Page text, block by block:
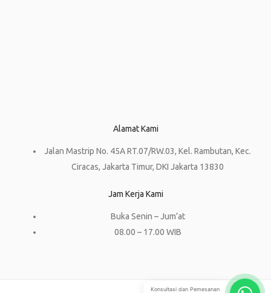
Alamat Kami
Jalan Mastrip No. 45A RT.07/RW.03, Kel. Rambutan, Kec.
Ciracas, Jakarta Timur, DKI Jakarta 13830
Jam Kerja Kami
Buka Senin – Jum’at
08.00 – 17.00 WIB
Konsultasi dan Pemesanan